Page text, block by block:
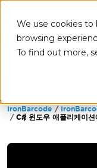
We use cookies
browsing
To find out more,
푸터 콘텐츠로 바로가
IronBarcode
C# 윈도우 애플리케이